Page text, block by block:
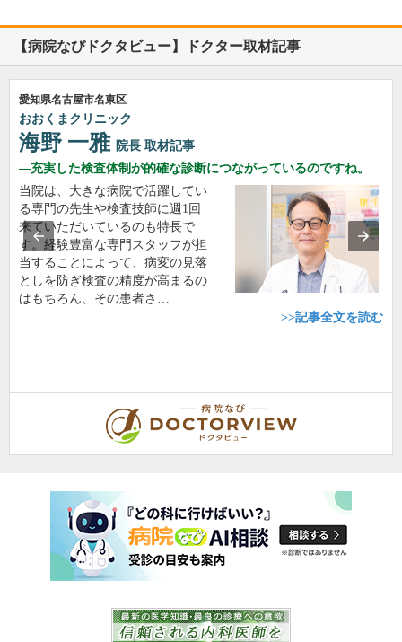
【病院なびドクタビュー】ドクター取材記事
愛知県名古屋市名東区
おおくまクリニック
海野 一雅 院長 取材記事
充実した検査体制が的確な診断につながっているのですね。
当院は、大きな病院で活躍してい
る専門の先生や検査技師に週1回
来ていただいているのも特長で
す。経験豊富な専門スタッフが担
当することによって、病変の見落
としを防ぎ検査の精度が高まるの
はもちろん、その患者さ…
>>記事全文を読む